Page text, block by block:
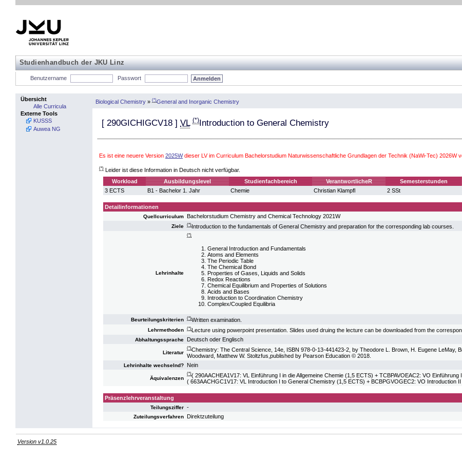
Studienhandbuch der JKU Linz
Benutzername Passwort
Übersicht
Alle Curricula
Externe Tools
KUSSS
Auwea NG
Biological Chemistry » (*)General and Inorganic Chemistry
[ 290GICHIGCV18 ] VL (*)Introduction to General Chemistry
Es ist eine neuere Version 2025Wdieser LV im Curriculum Bachelorstudium Naturwissenschaftliche Grundlagen der Technik (NaWi-Tec) 2026W
(*) Leider ist diese Information in Deutsch nicht verfügbar.
Workload
Ausbildungslevel Studienfachbereich VerantwortlicheR Semesterstunden
3 ECTS
B1 - Bachelor 1. Jahr Chemie Christian Klampfl 2 SSt
Detailinformationen
Quellcurriculum Bachelorstudium Chemistry and Chemical Technology 2021W
Ziele (*)Introduction to the fundamentals of General Chemistry and preparation for the corresponding lab courses.
Lehrinhalte
(*)
General Introduction and Fundamentals
Atoms and Elements
The Periodic Table
The Chemical Bond
Properties of Gases, Liquids and Solids
Redox Reactions
Chemical Equilibrium and Properties of Solutions
Acids and Bases
Introduction to Coordination Chemistry
Complex/Coupled Equilibria
Beurteilungskriterien (*)Written examination.
Lehrmethoden (*)Lecture using powerpoint presentation. Slides used druing the lecture can be downloaded from the
Abhaltungssprache Deutsch oder Englisch
Literatur
(*)Chemistry: The Central Science, 14e, ISBN 978-0-13-441423-2, by Theodore L. Brown, H. Eugene LeMay,
Woodward, Matthew W. Stoltzfus,published by Pearson Education © 2018.
Lehrinhalte wechselnd? Nein
Äquivalenzen
(*)( 290AACHEA1V17: VL Einführung I in die Allgemeine Chemie (1,5 ECTS) + TCBPAVOEAC2: VO Einführung
( 663AACHGC1V17: VL Introduction I to General Chemistry (1,5 ECTS) + BCBPGVOGEC2: VO Introduction
Präsenzlehrveranstaltung
Teilungsziffer -
Zuteilungsverfahren Direktzuteilung
Version v1.0.25